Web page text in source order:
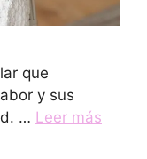
que
y sus
… Leer más